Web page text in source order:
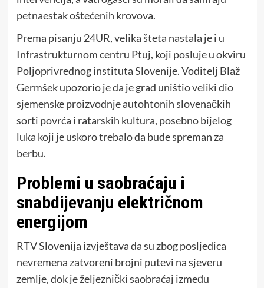
petnaestak oštećenih krovova.
Prema pisanju 24UR, velika šteta nastala je i u
Infrastrukturnom centru Ptuj, koji posluje u okviru
Poljoprivrednog instituta Slovenije. Voditelj Blaž
Germšek upozorio je da je grad uništio veliki dio
sjemenske proizvodnje autohtonih slovenačkih
sorti povrća i ratarskih kultura, posebno bijelog
luka koji je uskoro trebalo da bude spreman za
berbu.
Problemi u saobraćaju i
snabdijevanju električnom
energijom
RTV Slovenija izvještava da su zbog posljedica
nevremena zatvoreni brojni putevi na sjeveru
zemlje, dok je željeznički saobraćaj između